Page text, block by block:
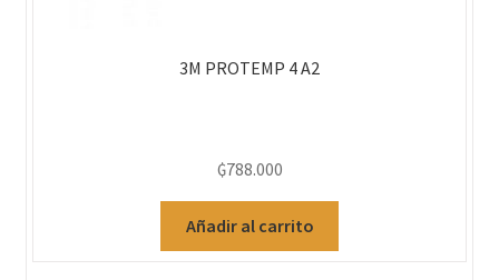
3M PROTEMP 4 A2
₲788.000
Añadir al carrito